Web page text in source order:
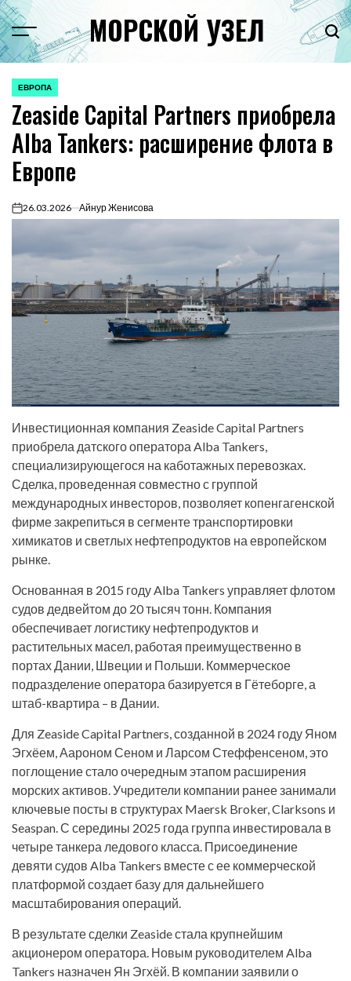
Перейти
к
содержимому
Menu МОРСКОЙ УЗЕЛ
ОПУБЛИКОВАНО
В
ЕВРОПА
Zeaside Capital Partners приобрела
Alba Tankers: расширение флота в
Европе
on26.03.2026 Айнур Женисова
Инвестиционная компания Zeaside Capital Partners
приобрела датского оператора Alba Tankers,
специализирующегося на каботажных перевозках.
Сделка, проведенная совместно с группой
международных инвесторов, позволяет копенгагенской
фирме закрепиться в сегменте транспортировки
химикатов и светлых нефтепродуктов на европейском
рынке.
Основанная в 2015 году Alba Tankers управляет флотом
судов дедвейтом до 20 тысяч тонн. Компания
обеспечивает логистику нефтепродуктов и
растительных масел, работая преимущественно в
портах Дании, Швеции и Польши. Коммерческое
подразделение оператора базируется в Гётеборге, а
штаб-квартира – в Дании.
Для Zeaside Capital Partners, созданной в 2024 году Яном
Эгхёем, Аароном Сеном и Ларсом Стеффенсеном, это
поглощение стало очередным этапом расширения
морских активов. Учредители компании ранее занимали
ключевые посты в структурах Maersk Broker, Clarksons и
Seaspan. С середины 2025 года группа инвестировала в
четыре танкера ледового класса. Присоединение
девяти судов Alba Tankers вместе с ее коммерческой
платформой создает базу для дальнейшего
масштабирования операций.
В результате сделки Zeaside стала крупнейшим
акционером оператора. Новым руководителем Alba
Tankers назначен Ян Эгхёй. В компании заявили о